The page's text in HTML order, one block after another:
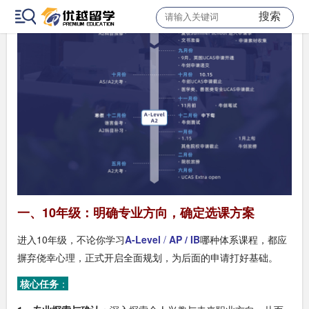
搜索
一、10年级：明确专业方向，确定选课方案
进入10年级，不论你学习A-Level / AP / IB哪种体系课程，都应
摒弃侥幸心理，正式开启全面规划，为后面的申请打好基础。
核心任务 ：